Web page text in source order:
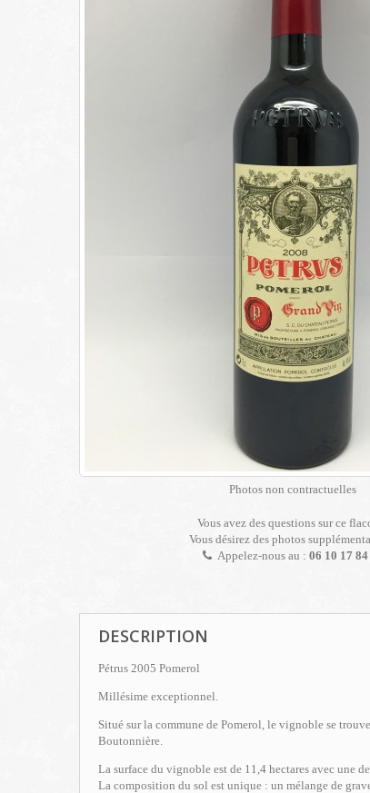
Photos non contractuelles
Vous avez des questions sur ce
Vous désirez des photos
Appelez-nous au : 06 10 17 84
DESCRIPTION
Pétrus 2005 Pomerol
Millésime exceptionnel.
Situé sur la commune de Pomerol, le vignoble se
Boutonnière.
La surface du vignoble est de 11,4 hectares avec une
La composition du sol est unique : un mélange de